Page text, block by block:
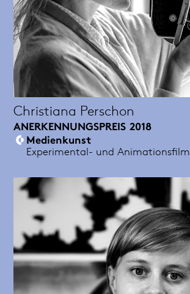
Christiana Perschon
ANERKENNUNGSPREIS 2018
Medienkunst
Experimental- und Animationsfilm